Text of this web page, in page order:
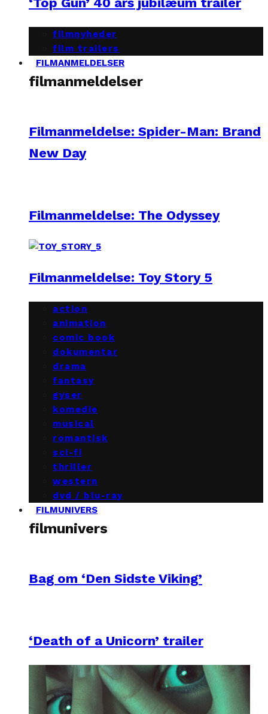
filmnyheder
film trailers
FILMANMELDELSER
filmanmeldelser
Filmanmeldelse: Spider-Man: Brand
New Day
Filmanmeldelse: The Odyssey
Filmanmeldelse: Toy Story 5
action
animation
comic book
dokumentar
drama
fantasy
gyser
komedie
musical
romantisk
sci-fi
thriller
western
dvd / blu-ray
FILMUNIVERS
filmunivers
Bag om ‘Den Sidste Viking’
‘Death of a Unicorn’ trailer